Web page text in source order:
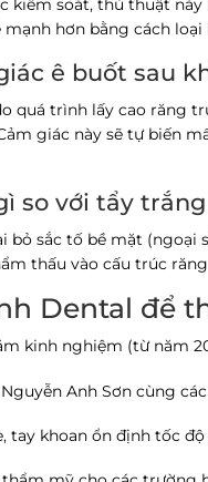
kiểm soát, thủ thuật
hơn bằng cách loại
ê buốt sau
quá trình lấy cao răng
giác này sẽ tự biến
so với tẩy
sắc tố bề mặt
thấu vào cấu trúc
Dental để
kinh nghiệm (từ năm
Anh Sơn cùng
tay khoan ổn định tốc